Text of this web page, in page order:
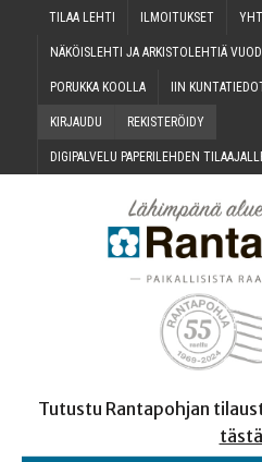
TILAA LEH­TI ILMOI­TUK­SET
NÄKÖIS­LEH­TI JA ARKIS­TO­LEH­TIÄ
PORUK­KA KOOLLA IIN
KIR­JAU­DU REKIS­TE­RÖI­DY
DIGI­PAL­VE­LU PAPE­RI­LEH­DEN
Tutustu Rantapohjan
tästä